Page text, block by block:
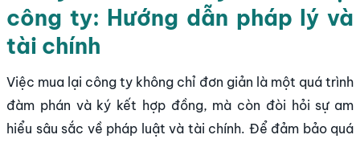
công ty: Hướng dẫn pháp lý và
tài chính
Việc mua lại công ty không chỉ đơn giản là một quá trình
đàm phán và ký kết hợp đồng, mà còn đòi hỏi sự am
hiểu sâu sắc về pháp luật và tài chính. Để đảm bảo quá